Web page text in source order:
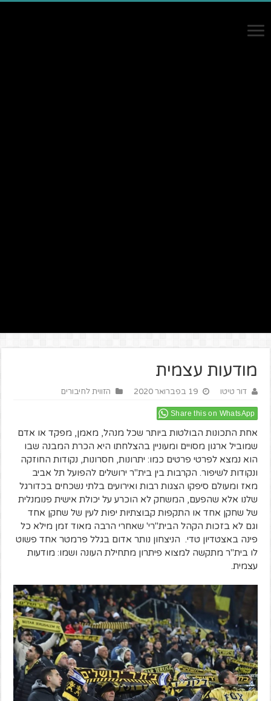
מודעות עצמית
דור טיטו 19 בפברואר 2020 הזווית לחיבורים
Share this on WhatsApp
אחת התכונות הבולטות ביותר שכל מנהל, מאמן, מפקד או אדם
שמוביל ארגון מסויים ומעוניין בהצלחתו היא הכרת המבנה שבו
הוא נמצא לפרטי פרטים כמו: יתרונות, חסרונות, נקודות החוזקה
ונקודות לשיפור. הקרבות בין בית"ר ירושלים להפועל תל אביב
מאז ומעולם סיפקו הצגות רבות ואירועים בלתי נשכחים בכדורגל
שלנו אלא שהפעם, המשחק לא הוכרע על יכולת אישית פנומנלית
של שחקן אחד או התקפות קבוצתיות יפות לעין של שחקן אחד
וגם לא בזכות הקהל הבית"רי' שאחרי הרבה מאוד זמן מילא כל
פינה באצטדיון טדי. הניצחון נותר אדום בגלל פרמטר אחד פשוט
לו בית"ר מתקשה למצוא פיתרון מתחילת העונה ושמו: מודעות
עצמית.